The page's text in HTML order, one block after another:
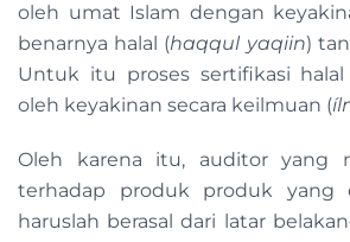
oleh umat Islam dengan
benarnya halal (haqqul yaqiin)
Untuk itu proses sertifikasi
oleh keyakinan secara keilmuan (
Oleh karena itu, auditor yang
terhadap produk produk yang
haruslah berasal dari latar